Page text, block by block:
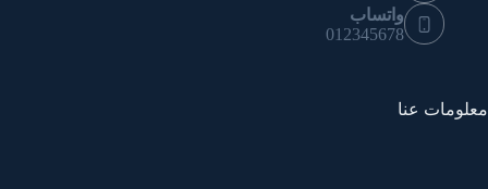
واتساب
012345678
معلومات عنا